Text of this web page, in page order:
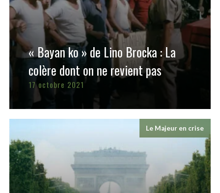
« Bayan ko » de Lino Brocka : La
colère dont on ne revient pas
17 octobre 2021
Le Majeur en crise